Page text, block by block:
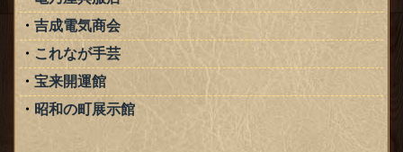
吉成電気商会
これなが手芸
宝来開運館
昭和の町展示館